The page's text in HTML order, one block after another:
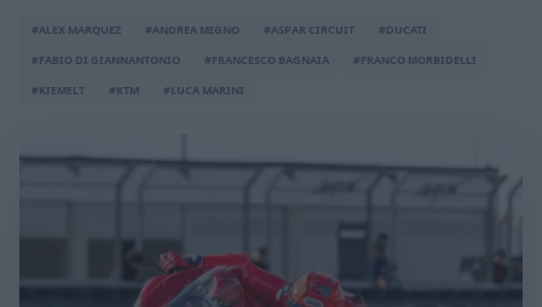
#ALEX MARQUEZ #ANDREA MIGNO #ASPAR CIRCUIT
#DUCATI
#FABIO DI GIANNANTONIO
#FRANCESCO BAGNAIA
#FRANCO MORBIDELLI
#KIEMELT
#KTM #LUCA MARINI